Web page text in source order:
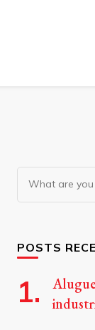
Looking
for
POSTS